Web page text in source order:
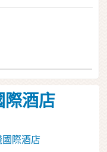
際酒店
國際酒店